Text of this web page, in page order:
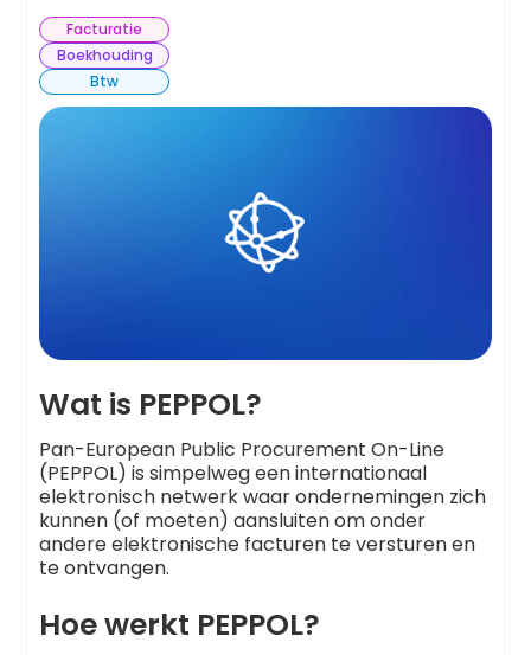
Facturatie
Boekhouding
Btw
Wat is PEPPOL?
Pan-European Public Procurement On-Line
(PEPPOL) is simpelweg een internationaal
elektronisch netwerk waar ondernemingen zich
kunnen (of moeten) aansluiten om onder
andere elektronische facturen te versturen en
te ontvangen.
Hoe werkt PEPPOL?